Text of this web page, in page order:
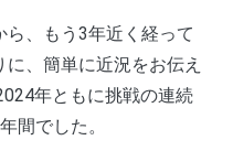
、簡単に近況をお伝え
年ともに挑戦の連続
間でした。